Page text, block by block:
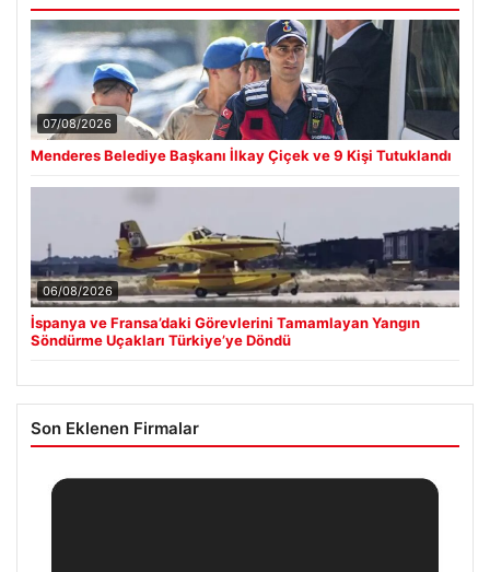
07/08/2026
Menderes Belediye Başkanı İlkay Çiçek ve 9 Kişi Tutuklandı
06/08/2026
İspanya ve Fransa’daki Görevlerini Tamamlayan Yangın
Söndürme Uçakları Türkiye’ye Döndü
Son Eklenen Firmalar